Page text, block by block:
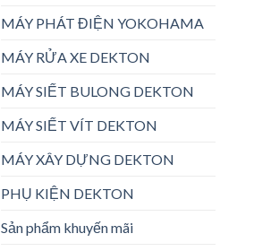
MÁY PHÁT ĐIỆN YOKOHAMA
MÁY RỬA XE DEKTON
MÁY SIẾT BULONG DEKTON
MÁY SIẾT VÍT DEKTON
MÁY XÂY DỰNG DEKTON
PHỤ KIỆN DEKTON
Sản phẩm khuyến mãi